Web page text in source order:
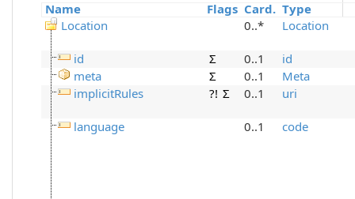
Name Flags Card. Type
Location
0..* Location
id Σ 0..1
id
meta
Σ 0..1
Meta
implicitRules
?! Σ 0..1 uri
language 0..1 code